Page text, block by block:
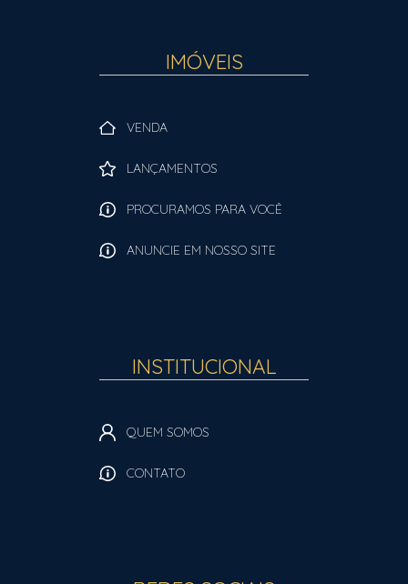
IMÓVEIS
VENDA
LANÇAMENTOS
PROCURAMOS PARA VOCÊ
ANUNCIE EM NOSSO SITE
INSTITUCIONAL
QUEM SOMOS
CONTATO